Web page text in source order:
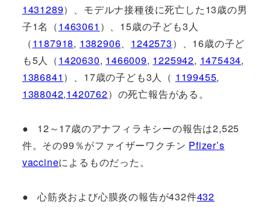
1431289）、モデルナ接種後に死亡した13歳の男
子1名（1463061 ）、15歳の子ども3人
（1187918, 1382906、 1242573）、16歳の子ど
も5人（1420630, 1466009, 1225942, 1475434,
1386841 ）、17歳の子ども3人（ 1199455,
1388042,1420762）の死亡報告がある。
● 12～17歳のアナフィラキシーの報告は2,525
件。その99％がファイザーワクチン Pfizer’s
vaccineによるものだった。
● 心筋炎および心膜炎の報告が432件432